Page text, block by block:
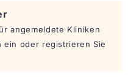
angemeldete Kliniken
ein oder registrieren Sie